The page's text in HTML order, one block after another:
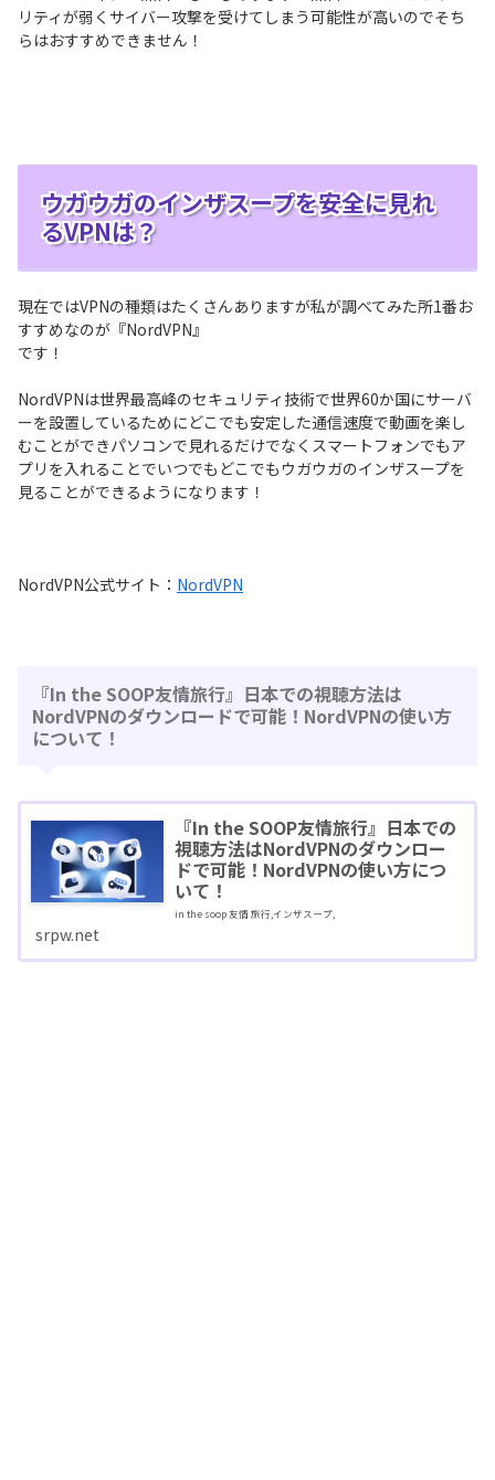
リティが弱くサイバー攻撃を受けてしまう可能性が高いのでそち
らはおすすめできません！
ウガウガのインザスープを安全に見れ
るVPNは？
現在ではVPNの種類はたくさんありますが私が調べてみた所1番お
すすめなのが『NordVPN』
です！
NordVPNは世界最高峰のセキュリティ技術で世界60か国にサーバ
ーを設置しているためにどこでも安定した通信速度で動画を楽し
むことができパソコンで見れるだけでなくスマートフォンでもア
プリを入れることでいつでもどこでもウガウガのインザスープを
見ることができるようになります！
NordVPN公式サイト： NordVPN
『In the SOOP友情旅行』日本での視聴方法は
NordVPNのダウンロードで可能！NordVPNの使い方
について！
『In the SOOP友情旅行』日本での
視聴方法はNordVPNのダウンロー
ドで可能！NordVPNの使い方につ
いて！
in the soop 友情 旅行,インザスープ,
srpw.net